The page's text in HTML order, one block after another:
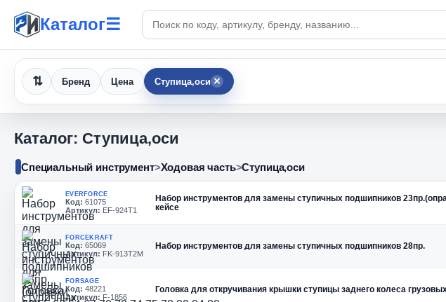
Каталог☰ Поиск по каталогу
Бренд Цена Ступица,оси ×
Каталог: Ступица,оси
Специальный инструмент>Ходовая часть>Ступица,оси
EVERFORCE
Код: 61075
Артикул: EF-924T1
Набор инструментов для замены ступичных подшипников
кейсе
FORCEKRAFT
Код: 65069
Артикул: FK-913T2M
Набор инструментов для замены ступичных подшипников 28пр.
FORSAGE
Код: 48221
Артикул: F-1856
Головка для откручивания крышки ступицы заднего колеса